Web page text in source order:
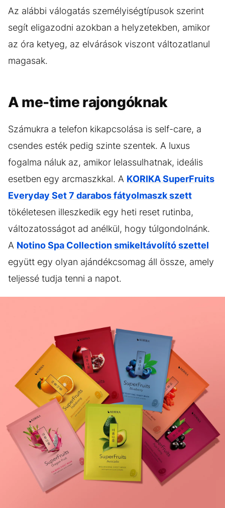
Az alábbi válogatás személyiségtípusok szerint
segít eligazodni azokban a helyzetekben, amikor
az óra ketyeg, az elvárások viszont változatlanul
magasak.
A me-time rajongóknak
Számukra a telefon kikapcsolása is self-care, a
csendes esték pedig szinte szentek. A luxus
fogalma náluk az, amikor lelassulhatnak, ideális
esetben egy arcmaszkkal. A KORIKA SuperFruits
Everyday Set 7 darabos fátyolmaszk szett
tökéletesen illeszkedik egy heti reset rutinba,
változatosságot ad anélkül, hogy túlgondolnánk.
A Notino Spa Collection smikeltávolító szettel
együtt egy olyan ajándékcsomag áll össze, amely
teljessé tudja tenni a napot.